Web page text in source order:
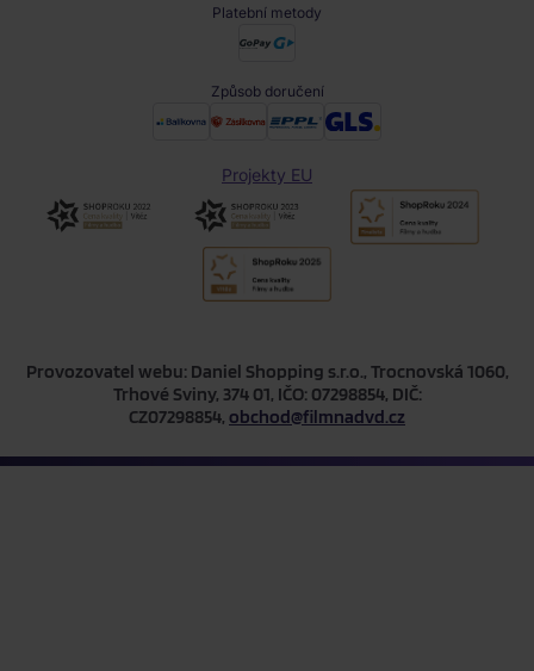
Platební metody
Způsob doručení
Projekty EU
Provozovatel webu: Daniel Shopping s.r.o., Trocnovská 1060,
Trhové Sviny, 374 01, IČO: 07298854, DIČ:
CZ07298854, obchod@filmnadvd.cz